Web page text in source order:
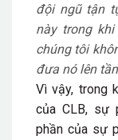
đội ngũ tận
này trong
chúng tôi
đưa nó lên
Vì vậy, trong
của CLB, sự
phần của sự